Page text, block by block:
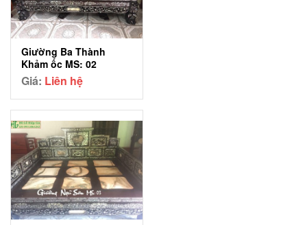
Giường Ba Thành
Khảm ốc MS: 02
Giá: Liên hệ